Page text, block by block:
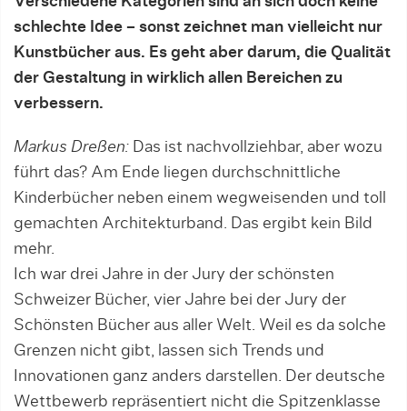
schlechte Idee – sonst zeichnet man vielleicht nur
Kunstbücher aus. Es geht aber darum, die Qualität
der Gestaltung in wirklich allen Bereichen zu
verbessern.
Markus Dreßen: Das ist nachvollziehbar, aber wozu
führt das? Am Ende liegen durchschnittliche
Kinderbücher neben einem wegweisenden und toll
gemachten Architekturband. Das ergibt kein Bild
mehr.
Ich war drei Jahre in der Jury der schönsten
Schweizer Bücher, vier Jahre bei der Jury der
Schönsten Bücher aus aller Welt. Weil es da solche
Grenzen nicht gibt, lassen sich Trends und
Innovationen ganz anders darstellen. Der deutsche
Wettbewerb repräsentiert nicht die Spitzenklasse